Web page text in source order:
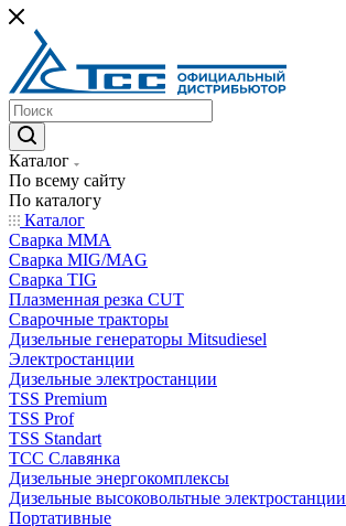
Каталог
По всему сайту
По каталогу
Каталог
Сварка MMA
Сварка MIG/MAG
Сварка TIG
Плазменная резка CUT
Сварочные тракторы
Дизельные генераторы Mitsudiesel
Электростанции
Дизельные электростанции
TSS Premium
TSS Prof
TSS Standart
ТСС Славянка
Дизельные энергокомплексы
Дизельные высоковольтные электростанции
Портативные